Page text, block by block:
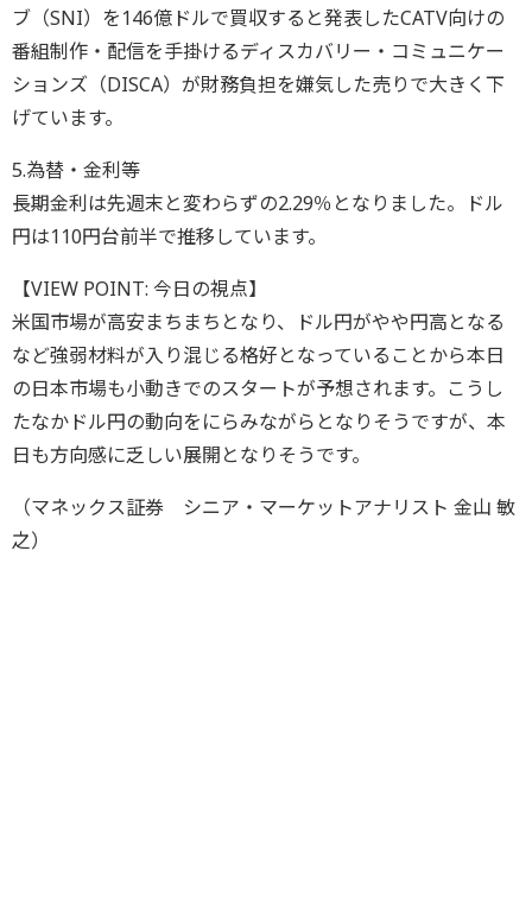
ブ（SNI）を146億ドルで買収すると発表したCATV向けの
番組制作・配信を手掛けるディスカバリー・コミュニケー
ションズ（DISCA）が財務負担を嫌気した売りで大きく下
げています。
5.為替・金利等
長期金利は先週末と変わらずの2.29％となりました。ドル
円は110円台前半で推移しています。
【VIEW POINT: 今日の視点】
米国市場が高安まちまちとなり、ドル円がやや円高となる
など強弱材料が入り混じる格好となっていることから本日
の日本市場も小動きでのスタートが予想されます。こうし
たなかドル円の動向をにらみながらとなりそうですが、本
日も方向感に乏しい展開となりそうです。
（マネックス証券 シニア・マーケットアナリスト 金山 敏
之）